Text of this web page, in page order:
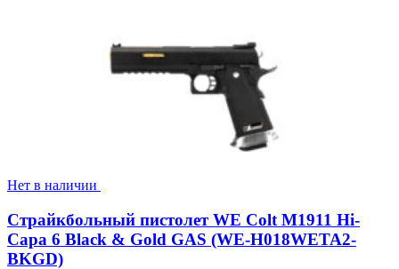
Нет в наличии
Страйкбольный пистолет WE Colt M1911 Hi-
Capa 6 Black & Gold GAS (WE-H018WETA2-
BKGD)